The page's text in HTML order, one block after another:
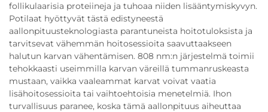
follikulaarisia proteiineja ja tuhoaa niiden lisääntymiskyvyn.
Potilaat hyöttyvät tästä edistyneestä
aallonpituusteknologiasta parantuneista hoitotuloksista ja
tarvitsevat vähemmän hoitosessioita saavuttaakseen
halutun karvan vähentämisen. 808 nm:n järjestelmä toimii
tehokkaasti useimmilla karvan väreillä tummanruskeasta
mustaan, vaikka vaaleammat karvat voivat vaatia
lisähoitosessioita tai vaihtoehtoisia menetelmiä. Ihon
turvallisuus paranee, koska tämä aallonpituus aiheuttaa